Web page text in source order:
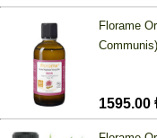
Florame
1595.00